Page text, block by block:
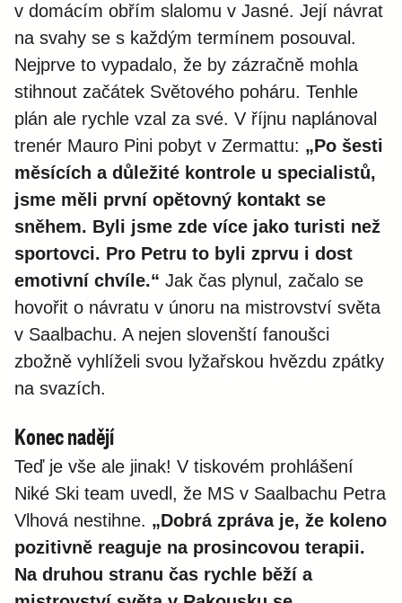
v domácím obřím slalomu v Jasné. Její návrat
na svahy se s každým termínem posouval.
Nejprve to vypadalo, že by zázračně mohla
stihnout začátek Světového poháru. Tenhle
plán ale rychle vzal za své. V říjnu naplánoval
trenér Mauro Pini pobyt v Zermattu: „Po šesti
měsících a důležité kontrole u specialistů,
jsme měli první opětovný kontakt se
sněhem. Byli jsme zde více jako turisti než
sportovci. Pro Petru to byli zprvu i dost
emotivní chvíle.“ Jak čas plynul, začalo se
hovořit o návratu v únoru na mistrovství světa
v Saalbachu. A nejen slovenští fanoušci
zbožně vyhlíželi svou lyžařskou hvězdu zpátky
na svazích.
Konec nadějí
Teď je vše ale jinak! V tiskovém prohlášení
Niké Ski team uvedl, že MS v Saalbachu Petra
Vlhová nestihne. „Dobrá zpráva je, že koleno
pozitivně reaguje na prosincovou terapii.
Na druhou stranu čas rychle běží a